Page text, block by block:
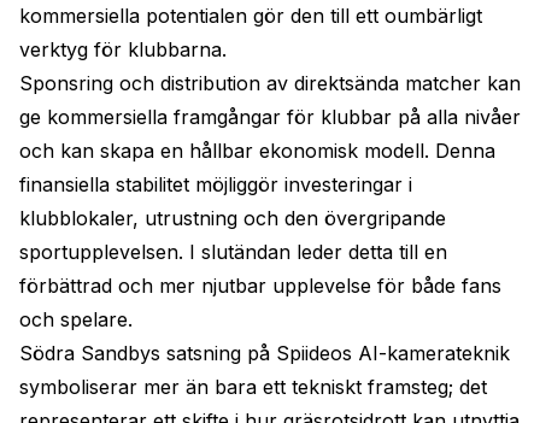
kommersiella potentialen gör den till ett oumbärligt
verktyg för klubbarna.
Sponsring och distribution av direktsända matcher kan
ge kommersiella framgångar för klubbar på alla nivåer
och kan skapa en hållbar ekonomisk modell. Denna
finansiella stabilitet möjliggör investeringar i
klubblokaler, utrustning och den övergripande
sportupplevelsen. I slutändan leder detta till en
förbättrad och mer njutbar upplevelse för både fans
och spelare.
Södra Sandbys satsning på Spiideos AI-kamerateknik
symboliserar mer än bara ett tekniskt framsteg; det